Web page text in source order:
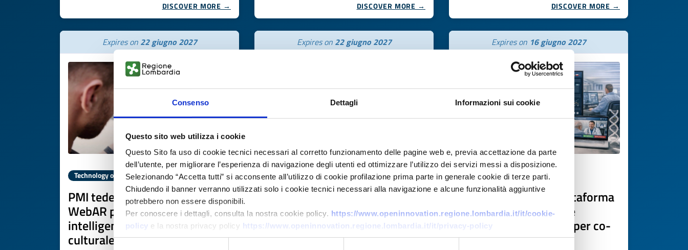
Consenso Dettagli Informazioni sui cookie
Questo sito web utilizza i cookie
Questo Sito fa uso di cookie tecnici necessari al corretto funzionamento delle pagine web e, previa accettazione da parte
dell’utente, per migliorare l’esperienza di navigazione degli utenti ed ottimizzare l’utilizzo dei servizi messi a disposizione.
Selezionando “Accetta tutti” si acconsente all’utilizzo di cookie profilazione prima parte in generale cookie di terze parti.
Chiudendo il banner verranno utilizzati solo i cookie tecnici necessari alla navigazione e alcune funzionalità aggiuntive
potrebbero non essere disponibili.
Per conoscere i dettagli, consulta la nostra cookie policy. https://www.openinnovation.regione.lombardia.it/it/cookie-
policy e la nostra privacy policy https://www.openinnovation.regione.lombardia.it/it/privacy-policy
Selezione
DISCOVER MORE → DISCOVER MORE → DISCOVER MORE →
Expires on 22 giugno 2027
Technology offer
PMI tedesca offre piattaforma
WebAR per turismo
intelligente e patrimonio
culturale
Expires on 22 giugno 2027
Technology offer
Azienda spagnola offre
engineering energetico, digital
twin e strumenti EPC-SRI per
edifici
Expires on 16 giugno 2027
Technology offer
PMI cipriota offre piattaforma
EHR modulare con IA e
interoperabilità EHDS per co-
sviluppo